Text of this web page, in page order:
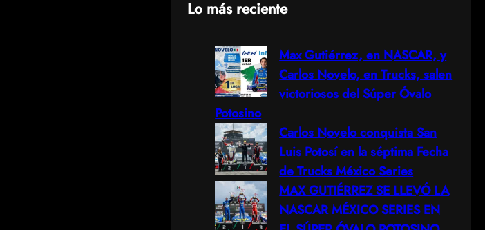
Lo más reciente
Max Gutiérrez, en NASCAR, y
Carlos Novelo, en Trucks, salen
victoriosos del Súper Óvalo
Potosino
Carlos Novelo conquista San
Luis Potosí en la séptima Fecha
de Trucks México Series
MAX GUTIÉRREZ SE LLEVÓ LA
NASCAR MÉXICO SERIES EN